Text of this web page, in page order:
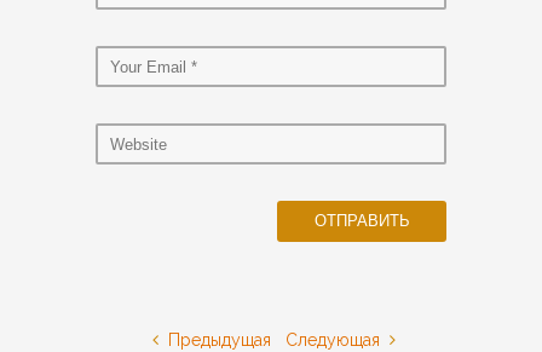
Предыдущая Следующая